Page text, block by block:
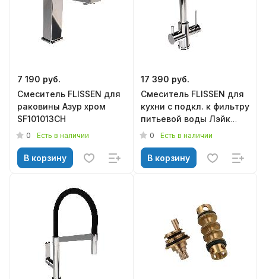
7 190 руб.
Смеситель FLISSEN для
раковины Азур хром
SF101013CH
0 Есть в наличии
В корзину
17 390 руб.
Смеситель FLISSEN для
кухни с подкл. к фильтру
питьевой воды Лэйк
хром SF232063CH
0 Есть в наличии
В корзину